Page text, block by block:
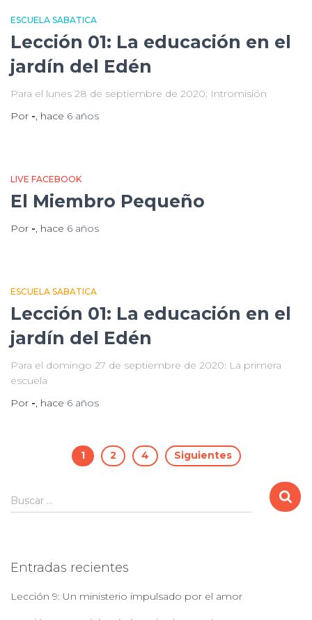
ESCUELA SABATICA
Lección 01: La educación en el
jardín del Edén
Para el lunes 28 de septiembre de 2020: Intromisión
Por -, hace 6 años
LIVE FACEBOOK
El Miembro Pequeño
Por -, hace 6 años
ESCUELA SABATICA
Lección 01: La educación en el
jardín del Edén
Para el domingo 27 de septiembre de 2020: La primera
escuela
Por -, hace 6 años
Paginación
de
1 2 4 Siguientes
B
u
r
Buscar …
Entradas recientes
Lección 9: Un ministerio impulsado por el amor